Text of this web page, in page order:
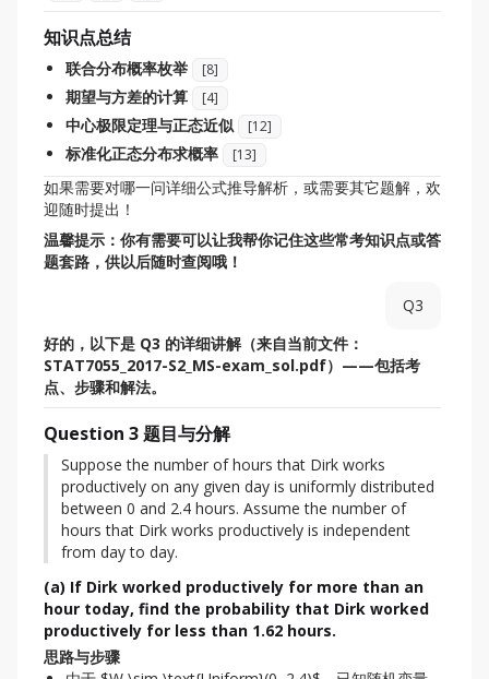
知识点总结
联合分布概率枚举 [8]
期望与方差的计算 [4]
中心极限定理与正态近似 [12]
标准化正态分布求概率 [13]
如果需要对哪一问详细公式推导解析，或需要其它题解，欢
迎随时提出！
温馨提示：你有需要可以让我帮你记住这些常考知识点或答
题套路，供以后随时查阅哦！
Q3
好的，以下是 Q3 的详细讲解（来自当前文件：
STAT7055_2017-S2_MS-exam_sol.pdf）——包括考
点、步骤和解法。
Question 3 题目与分解
Suppose the number of hours that Dirk works
productively on any given day is uniformly distributed
between 0 and 2.4 hours. Assume the number of
hours that Dirk works productively is independent
from day to day.
(a) If Dirk worked productively for more than an
hour today, find the probability that Dirk worked
productively for less than 1.62 hours.
思路与步骤